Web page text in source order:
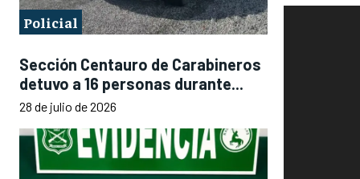
Policial
Sección Centauro de Carabineros
detuvo a 16 personas durante...
28 de julio de 2026